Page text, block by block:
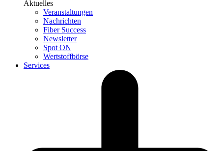
Aktuelles
Veranstaltungen
Nachrichten
Fiber Success
Newsletter
Spot ON
Wertstoffbörse
Services